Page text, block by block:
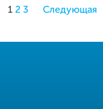
1 2 3 Следующая